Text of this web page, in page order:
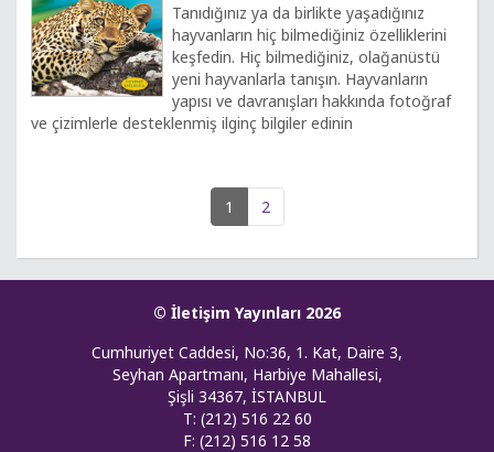
Tanıdığınız ya da birlikte yaşadığınız
hayvanların hiç bilmediğiniz özelliklerini
keşfedin. Hiç bilmediğiniz, olağanüstü
yeni hayvanlarla tanışın. Hayvanların
yapısı ve davranışları hakkında fotoğraf
ve çizimlerle desteklenmiş ilginç bilgiler edinin
1 2
© İletişim Yayınları 2026
Cumhuriyet Caddesi, No:36, 1. Kat, Daire 3,
Seyhan Apartmanı, Harbiye Mahallesi,
Şişli 34367, İSTANBUL
T: (212) 516 22 60
F: (212) 516 12 58